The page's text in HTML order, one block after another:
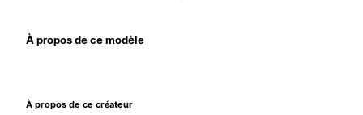
À propos de ce modèle
À propos de ce créateur